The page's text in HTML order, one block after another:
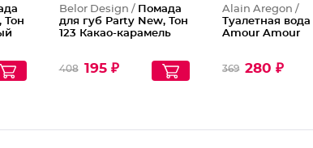
Тон
Belor Design / Помада
для губ Party New, Тон
123 Какао-карамель
408 195 ₽
Alain Aregon /
Туалетная
Amour Amour
369 280 ₽